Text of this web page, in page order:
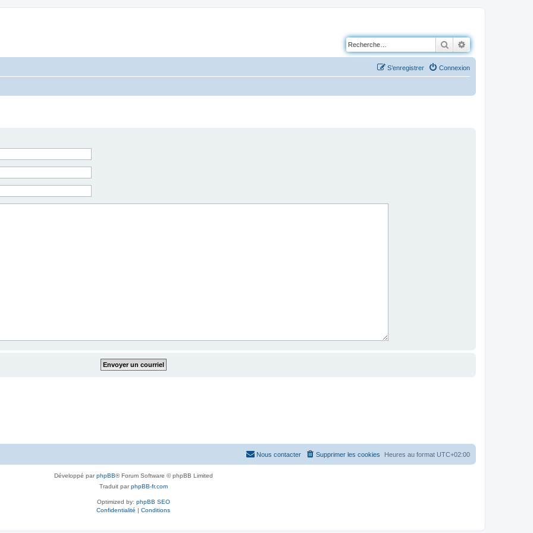
Rechercher
Connexion
S’enregistrer
Heures au format UTC+02:00
Supprimer les cookies
Nous contacter
Développé parphpBB® Forum Software © phpBB Limited
Traduit parphpBB-fr.com
Optimized by: phpBB SEO
Confidentialité | Conditions